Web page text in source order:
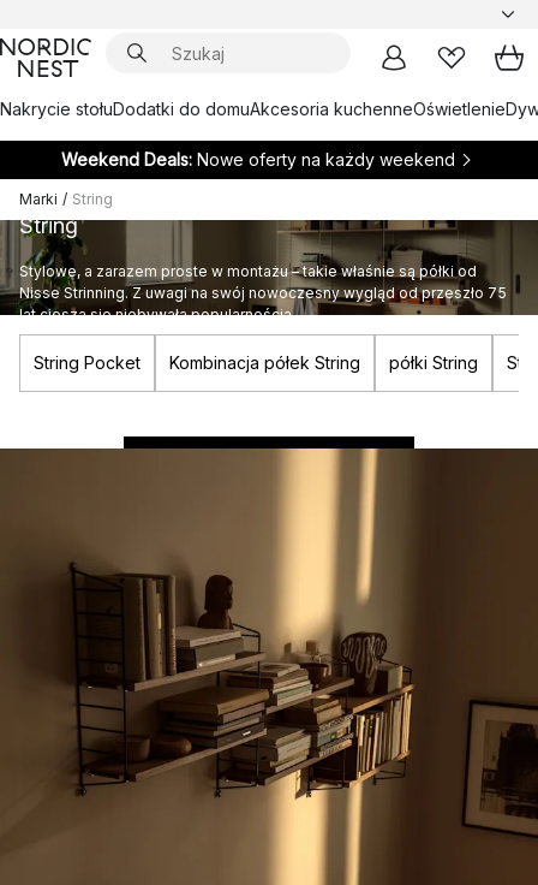
Nakrycie stołuDodatki do domuAkcesoria kuchenneOświetlenie
Weekend Deals: Nowe oferty na każdy weekend
Marki / String
String
Stylowe, a zarazem proste w montażu – takie właśnie są półki od
Nisse Strinning. Z uwagi na swój nowoczesny wygląd od przeszło 75
lat cieszą się niebywałą popularnością.
String Pocket Kombinacja półek String półki String